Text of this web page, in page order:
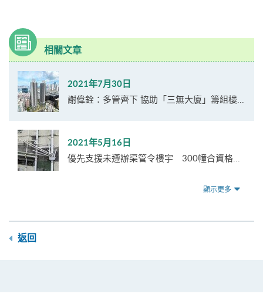
相關文章
2021年7月30日
謝偉銓：多管齊下 協助「三無大廈」籌組樓...
2021年5月16日
優先支援未遵辦渠管令樓宇 300幢合資格...
顯示更多
返回